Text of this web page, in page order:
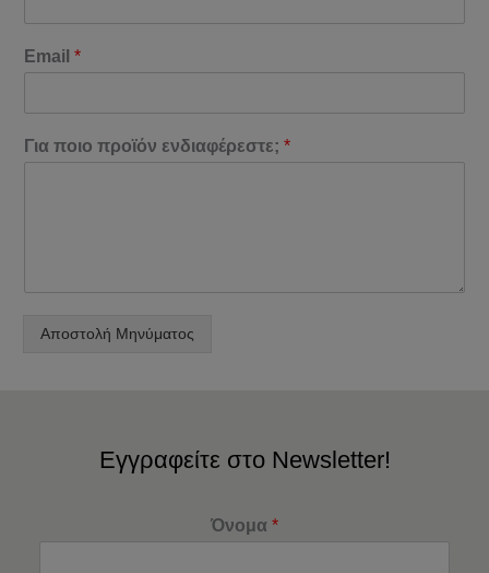
Email*
Για ποιο προϊόν ενδιαφέρεστε;*
Αποστολή Μηνύματος
Εγγραφείτε στο Newsletter!
Όνομα *